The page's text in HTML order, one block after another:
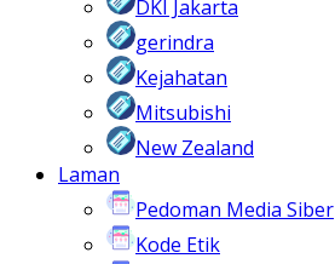
DKI Jakarta
gerindra
Kejahatan
Mitsubishi
New Zealand
Laman
Pedoman Media Siber
Kode Etik